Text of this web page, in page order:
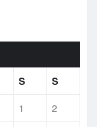
S
S
1
2